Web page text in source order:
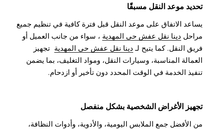
تحديد موعد النقل مسبقًا
يساعد الاتفاق على موعد النقل قبل فترة كافية في تنظيم جميع
مراحل دينا نقل عفش حي المهدية ، سواء من جانب العميل أو
فريق النقل. كما يتيح لـ دينا نقل عفش حي المهدية تجهيز
العمالة المناسبة، وسيارات النقل، ومواد التغليف، بما يضمن
تنفيذ الخدمة في الوقت المحدد دون تأخير أو ازدحام.
تجهيز الأغراض الشخصية بشكل منفصل
من الأفضل جمع الملابس اليومية، والأدوية، وأدوات النظافة،